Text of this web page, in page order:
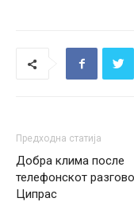
Предходна статија
Добра клима после
телефонскот
Ципрас